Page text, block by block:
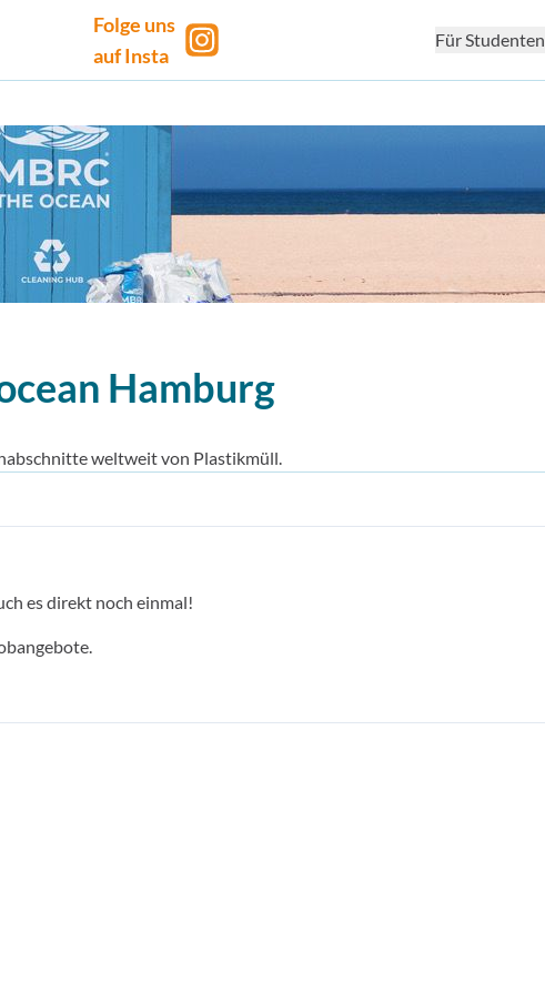
Folge uns
auf Insta
Für Studenten
Hamburg
weltweit von Plastikmüll.
es direkt noch einmal!